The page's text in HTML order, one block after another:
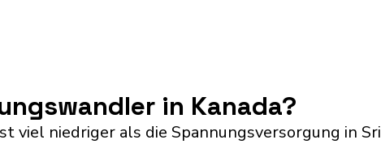
in Kanada?
viel niedriger als die Spannungsversorgung in Sri